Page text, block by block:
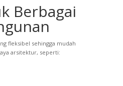
Berbagai
fleksibel sehingga mudah
arsitektur, seperti: